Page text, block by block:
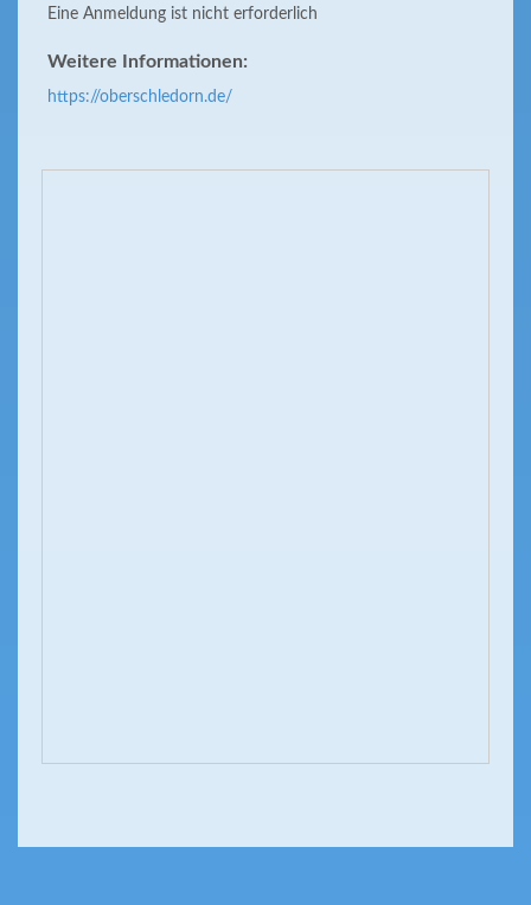
Eine Anmeldung ist nicht erforderlich
Weitere Informationen:
https://oberschledorn.de/